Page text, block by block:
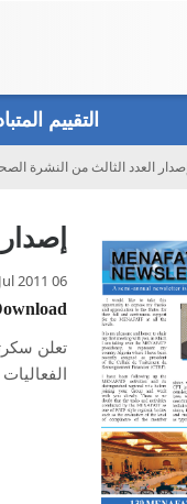
التقييم
إصدار العدد الثالث من النشرة
06 Jul 2011
تعلن